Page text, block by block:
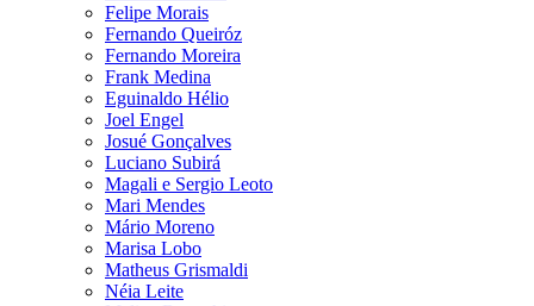
Felipe Morais
Fernando Queiróz
Fernando Moreira
Frank Medina
Eguinaldo Hélio
Joel Engel
Josué Gonçalves
Luciano Subirá
Magali e Sergio Leoto
Mari Mendes
Mário Moreno
Marisa Lobo
Matheus Grismaldi
Néia Leite